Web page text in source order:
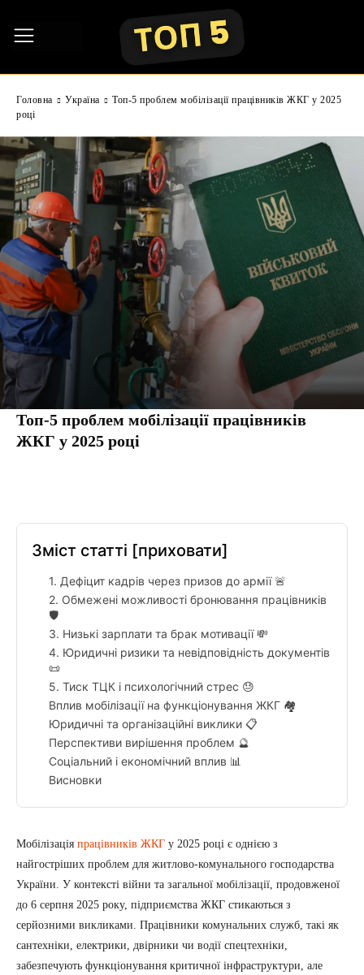
Головна Україна
Топ-5 проблем мобілізації працівників ЖКГ у 2025
році
Топ-5 проблем мобілізації працівників
ЖКГ у 2025 році
Зміст статті [приховати]
1. Дефіцит кадрів через призов до армії 🚨
2. Обмежені можливості бронювання працівників
🛡️
3. Низькі зарплати та брак мотивації 💸
4. Юридичні ризики та невідповідність документів
📜
5. Тиск ТЦК і психологічний стрес 😓
Вплив мобілізації на функціонування ЖКГ 🏘️
Юридичні та організаційні виклики 📋
Перспективи вирішення проблем 🔮
Соціальний і економічний вплив 📊
Висновки
Мобілізація працівників ЖКГ у 2025 році є однією з
найгостріших проблем для житлово-комунального господарства
України. У контексті війни та загальної мобілізації, продовженої
до 6 серпня 2025 року, підприємства ЖКГ стикаються з
серйозними викликами. Працівники комунальних служб, такі як
сантехніки, електрики, двірники чи водії спецтехніки,
забезпечують функціонування критичної інфраструктури, але